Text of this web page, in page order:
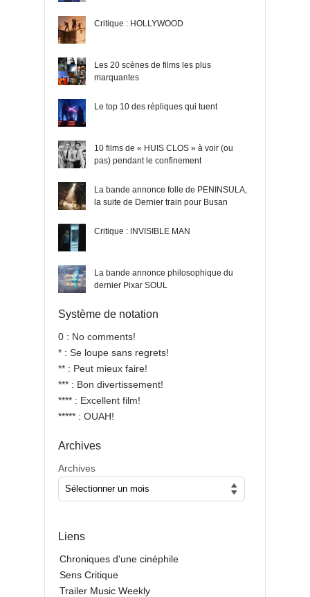
Critique : HOLLYWOOD
Les 20 scènes de films les plus
marquantes
Le top 10 des répliques qui tuent
10 films de « HUIS CLOS » à voir (ou
pas) pendant le confinement
La bande annonce folle de PENINSULA,
la suite de Dernier train pour Busan
Critique : INVISIBLE MAN
La bande annonce philosophique du
dernier Pixar SOUL
Système de notation
0 : No comments!
* : Se loupe sans regrets!
** : Peut mieux faire!
*** : Bon divertissement!
**** : Excellent film!
***** : OUAH!
Archives
Archives
Liens
Chroniques d'une cinéphile
Sens Critique
Trailer Music Weekly